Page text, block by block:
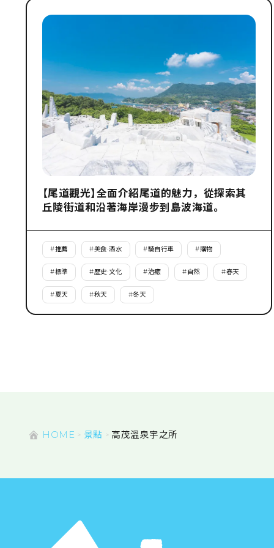
【尾道觀光】全面介紹尾道的魅力，從探索其
丘陵街道和沿著海岸漫步到島波海道。
#推薦 #美食·酒水 #騎自行車 #購物
#標準 #歷史·文化 #治癒 #自然 #春天
#夏天 #秋天 #冬天
HOME 景點 高茂溫泉宇之所